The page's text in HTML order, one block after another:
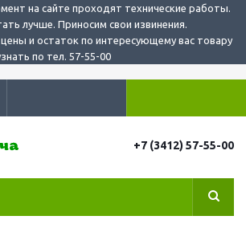
на сайте проходят технические работы.
лучше. Приносим свои извинения.
и остаток по интересующему вас товару
по тел. 57-55-00
+7 (3412) 57-55-00